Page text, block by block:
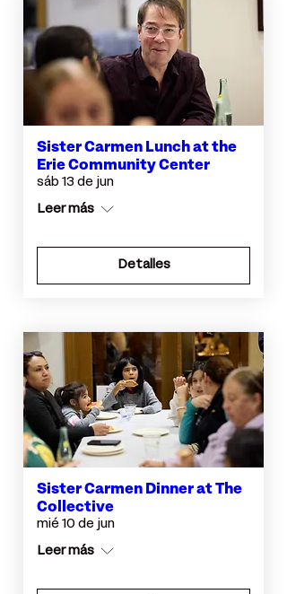
Sister Carmen Lunch at the
Erie Community Center
sáb 13 de jun
Leer más
Detalles
Sister Carmen Dinner at The
Collective
mié 10 de jun
Leer más